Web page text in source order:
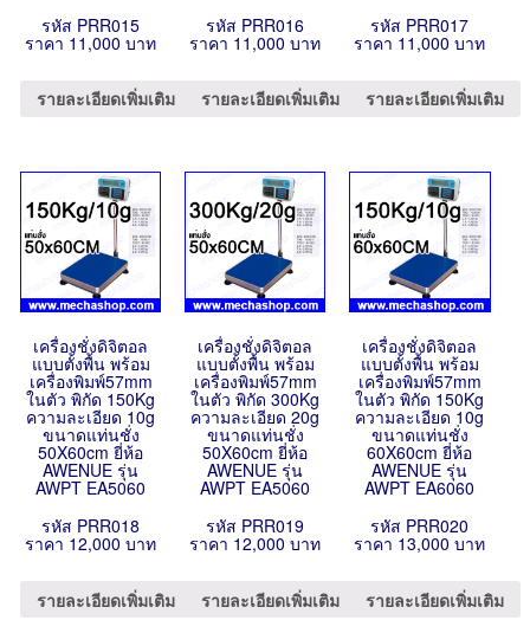
รหัส PRR015
ราคา 11,000 บาท
รายละเอียดเพิ่มเติม
รหัส PRR016
ราคา 11,000 บาท
รายละเอียดเพิ่มเติม
รหัส PRR017
ราคา 11,000 บาท
รายละเอียดเพิ่มเติม
เครื่องชั่งดิจิตอล
แบบตั้งพื้น พร้อม
เครื่องพิมพ์57mm
ในตัว พิกัด 150Kg
ความละเอียด 10g
ขนาดแท่นชั่ง
50X60cm ยี่ห้อ
AWENUE รุ่น
AWPT EA5060
รหัส PRR018
ราคา 12,000 บาท
รายละเอียดเพิ่มเติม
เครื่องชั่งดิจิตอล
แบบตั้งพื้น พร้อม
เครื่องพิมพ์57mm
ในตัว พิกัด 300Kg
ความละเอียด 20g
ขนาดแท่นชั่ง
50X60cm ยี่ห้อ
AWENUE รุ่น
AWPT EA5060
รหัส PRR019
ราคา 12,000 บาท
รายละเอียดเพิ่มเติม
เครื่องชั่งดิจิตอล
แบบตั้งพื้น พร้อม
เครื่องพิมพ์57mm
ในตัว พิกัด 150Kg
ความละเอียด 10g
ขนาดแท่นชั่ง
60X60cm ยี่ห้อ
AWENUE รุ่น
AWPT EA6060
รหัส PRR020
ราคา 13,000 บาท
รายละเอียดเพิ่มเติม